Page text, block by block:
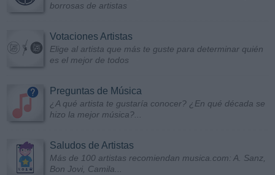
borrosas de artistas
Votaciones Artistas
Elige al artista que más te guste para determinar quién
es el mejor de todos
Preguntas de Música
¿A qué artista te gustaría conocer? ¿En qué década se
hizo la mejor música?...
Saludos de Artistas
Más de 100 artistas recomiendan musica.com: A. Sanz,
Bon Jovi, Camila...